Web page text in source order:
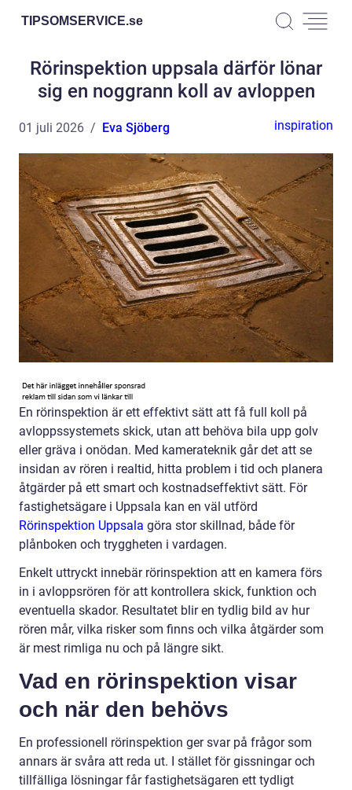
TIPSOMSERVICE.se
Rörinspektion uppsala därför lönar
sig en noggrann koll av avloppen
01 juli 2026 Eva Sjöberg inspiration
En rörinspektion är ett effektivt sätt att få full koll på
avloppssystemets skick, utan att behöva bila upp golv
eller gräva i onödan. Med kamerateknik går det att se
insidan av rören i realtid, hitta problem i tid och planera
åtgärder på ett smart och kostnadseffektivt sätt. För
fastighetsägare i Uppsala kan en väl utförd
Rörinspektion Uppsala göra stor skillnad, både för
plånboken och tryggheten i vardagen.
Enkelt uttryckt innebär rörinspektion att en kamera förs
in i avloppsrören för att kontrollera skick, funktion och
eventuella skador. Resultatet blir en tydlig bild av hur
rören mår, vilka risker som finns och vilka åtgärder som
är mest rimliga nu och på längre sikt.
Vad en rörinspektion visar
och när den behövs
En professionell rörinspektion ger svar på frågor som
annars är svåra att reda ut. I stället för gissningar och
tillfälliga lösningar får fastighetsägaren ett tydligt